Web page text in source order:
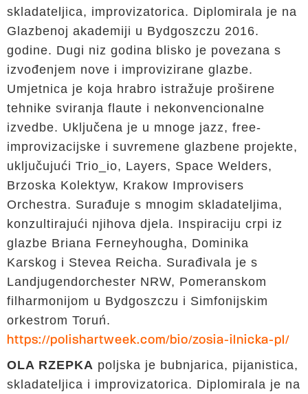
skladateljica, improvizatorica. Diplomirala je na
Glazbenoj akademiji u Bydgoszczu 2016.
godine. Dugi niz godina blisko je povezana s
izvođenjem nove i improvizirane glazbe.
Umjetnica je koja hrabro istražuje proširene
tehnike sviranja flaute i nekonvencionalne
izvedbe. Uključena je u mnoge jazz, free-
improvizacijske i suvremene glazbene projekte,
uključujući Trio_io, Layers, Space Welders,
Brzoska Kolektyw, Krakow Improvisers
Orchestra. Surađuje s mnogim skladateljima,
konzultirajući njihova djela. Inspiraciju crpi iz
glazbe Briana Ferneyhougha, Dominika
Karskog i Stevea Reicha. Surađivala je s
Landjugendorchester NRW, Pomeranskom
filharmonijom u Bydgoszczu i Simfonijskim
orkestrom Toruń.
https://polishartweek.com/bio/zosia-ilnicka-pl/
OLA RZEPKA poljska je bubnjarica, pijanistica,
skladateljica i improvizatorica. Diplomirala je na